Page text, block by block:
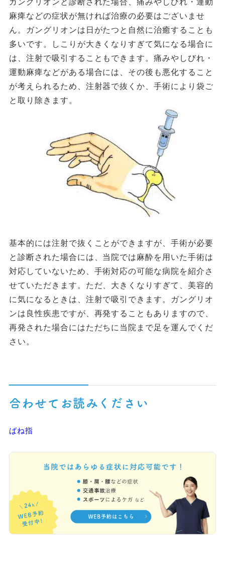
ガングリオンと診断された場合、痛みやしびれ・運動
麻痺などの症状が無ければ治療の必要はございませ
ん。ガングリオンは日がたつと自然に治癒することも
多いです。しこりが大きくなりすぎて気になる場合に
は、注射で吸引することもできます。痛みやしびれ・
運動麻痺などがある場合には、その後も悪化すること
が考えられるため、注射器で抜くか、手術により袋ご
と取り除きます。
基本的には注射で抜くことができますが、手術が必要
と診断された場合には、当院では麻酔を用いた手術は
対応していないため、手術対応の可能な病院を紹介さ
せていただきます。ただ、大きくなりすぎて、美容的
に気になるときは、注射で吸引できます。ガングリオ
ンは良性疾患ですが、再発することもありますので、
再発された場合にはただちに当院まで足を運んでくだ
さい。
合わせてお読みください
ばね指